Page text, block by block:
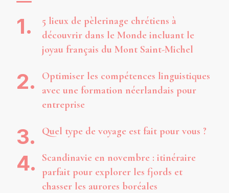
5 lieux de pèlerinage chrétiens à
découvrir dans le Monde incluant le
joyau français du Mont Saint-Michel
Optimiser les compétences linguistiques
avec une formation néerlandais pour
entreprise
Quel type de voyage est fait pour vous ?
Scandinavie en novembre : itinéraire
parfait pour explorer les fjords et
chasser les aurores boréales